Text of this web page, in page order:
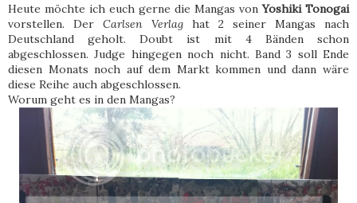
Heute möchte ich euch gerne die Mangas vonYoshiki Tonogai
vorstellen. Der Carlsen Verlag hat 2 seiner Mangas nach
Deutschland geholt. Doubt ist mit 4 Bänden schon
abgeschlossen. Judge hingegen noch nicht. Band 3 soll Ende
diesen Monats noch auf dem Markt kommen und dann wäre
diese Reihe auch abgeschlossen.
Worum geht es in den Mangas?